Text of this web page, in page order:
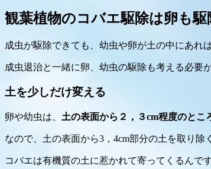
観葉植物のコバエ駆除は卵も駆
成虫が駆除できても、幼虫や卵が土の中にあれ
成虫退治と一緒に卵、幼虫の駆除も考える必要
土を少しだけ変える
卵や幼虫は、 土の表面から２，３cm程度のとこ
なので、土の表面から3，4cm部分の土を取り除
コバエは有機質の土に惹かれて寄ってくるんです